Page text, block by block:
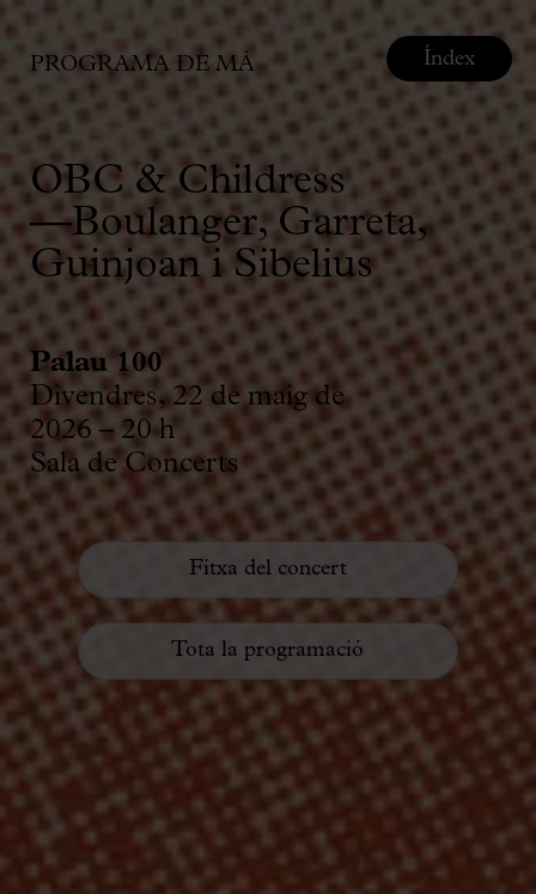
PROGRAMA DE MÀ
OBC & Childress
—Boulanger, Garreta,
Guinjoan i Sibelius
Palau 100
Divendres, 22 de maig de
2026 – 20 h
Sala de Concerts
Fitxa del concert
Tota la programació
Índex